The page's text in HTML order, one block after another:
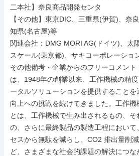
二本社】奈良商品開発センタ
【その他】東京DIC、三重県(伊賀)、奈
知県(名古屋)等
関連会社：DMG MORI AG(ドイツ)、太
スケール(東京都)、サキコーポレーショ
その他備考・企業からのフリーコメン
は、1948年の創業以来、工作機械の精
ータルソリューションを提供すること
向上への挑戦を続けてきました。工作機
とは、工作機械で生み出されるもの、
の、さらに最終製品の製造工程において
セスから無駄を減らし、CO2 排出量削
ど、さまざまな社会的課題の解決につ